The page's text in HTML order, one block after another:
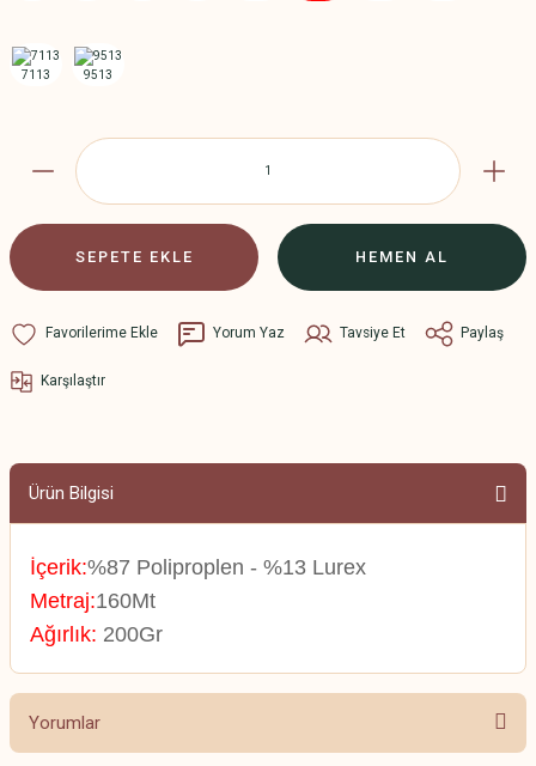
SEPETE EKLE HEMEN AL
Yorum Yaz Tavsiye Et Paylaş
Karşılaştır
Ürün Bilgisi
İçerik:%87 Poliproplen - %13 Lurex
Metraj:160Mt
Ağırlık: 200Gr
Yorumlar